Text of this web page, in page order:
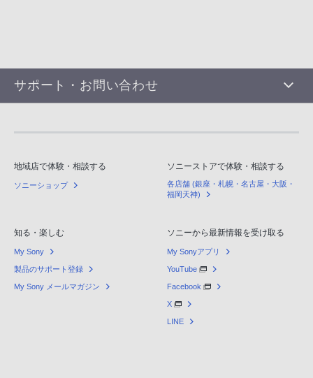
サポート・お問い合わせ
地域店で体験・相談する
ソニーショップ
ソニーストアで体験・相談する
各店舗 (銀座・札幌・名古屋・大阪・
福岡天神)
知る・楽しむ
My Sony
製品のサポート登録
My Sony メールマガジン
ソニーから最新情報を受け取る
My Sonyアプリ
YouTube
Facebook
X
LINE